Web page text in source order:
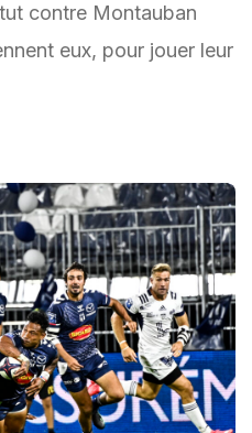
contre Montauban
eux, pour jouer leur